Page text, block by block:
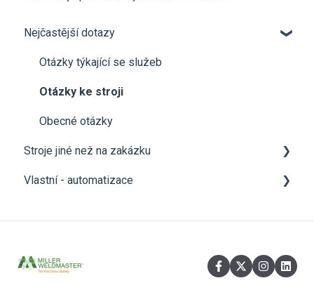
Nejčastější dotazy
Otázky týkající se služeb
Otázky ke stroji
Obecné otázky
Stroje jiné než na zakázku
Stroje řady T a 112
Obecné - Standardní otázky
Vlastní - automatizace